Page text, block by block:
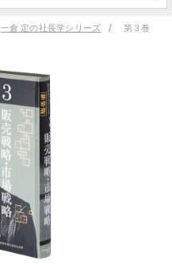
一倉 定の社長学シリーズ
第３巻